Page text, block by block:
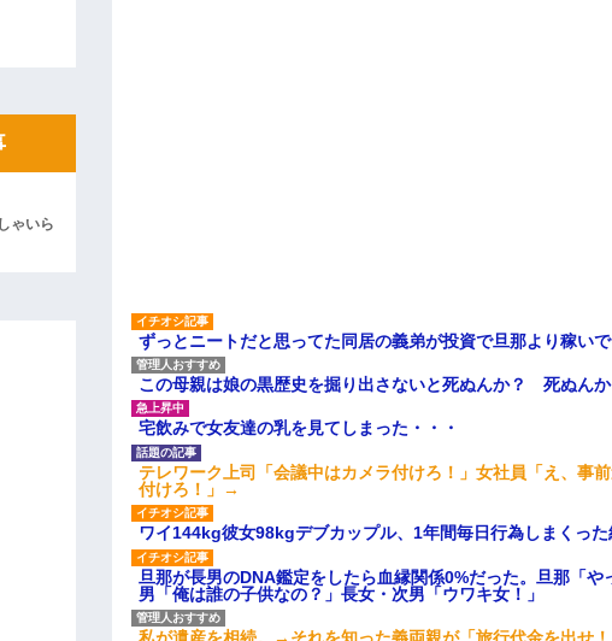
らｗｗｗｗｗ(※画像あり)
線を制限速度で走った結果
る
ずっとニートだと思ってた同居の義弟が投資で旦那より稼い
この母親は娘の黒歴史を掘り出さないと死ぬんか？ 死ぬんか
宅飲みで女友達の乳を見てしまった・・・
テレワーク上司「会議中はカメラ付けろ！」女社員「え、事
付けろ！」→
ワイ144kg彼女98kgデブカップル、1年間毎日行為しまくった
旦那が長男のDNA鑑定をしたら血縁関係0%だった。旦那「
男「俺は誰の子供なの？」長女・次男「ウワキ女！」
ゃいら